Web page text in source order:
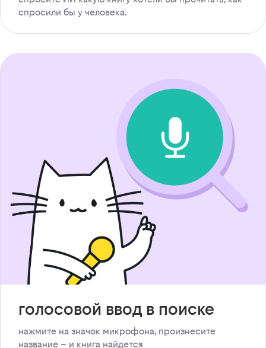
спросили бы у человека.
голосовой ввод в поиске
нажмите на значок микрофона, произнесите
название – и книга найдется